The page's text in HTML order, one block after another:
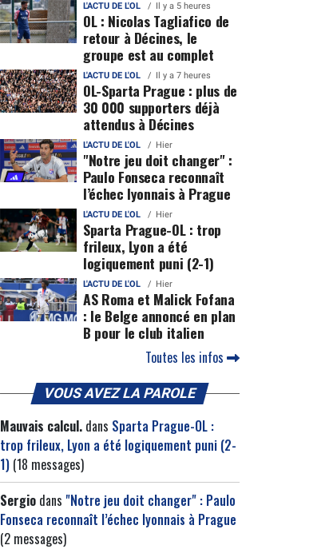
L'ACTU DE L'OL Il y a 5 heures
OL : Nicolas Tagliafico de
retour à Décines, le
groupe est au complet
L'ACTU DE L'OL Il y a 7 heures
OL-Sparta Prague : plus de
30 000 supporters déjà
attendus à Décines
L'ACTU DE L'OL Hier
"Notre jeu doit changer" :
Paulo Fonseca reconnaît
l’échec lyonnais à Prague
L'ACTU DE L'OL Hier
Sparta Prague-OL : trop
frileux, Lyon a été
logiquement puni (2-1)
L'ACTU DE L'OL Hier
AS Roma et Malick Fofana
: le Belge annoncé en plan
B pour le club italien
Toutes les infos
VOUS AVEZ LA PAROLE
Mauvais calcul. dans Sparta Prague-OL :
trop frileux, Lyon a été logiquement puni (2-
1) (18 messages)
Sergio dans "Notre jeu doit changer" : Paulo
Fonseca reconnaît l’échec lyonnais à Prague
(2 messages)